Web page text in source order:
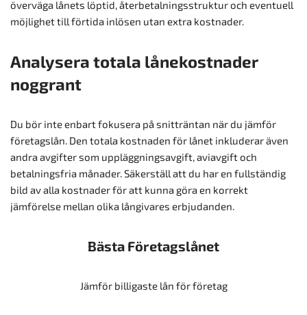
överväga lånets löptid, återbetalningsstruktur och eventuell
möjlighet till förtida inlösen utan extra kostnader.
Analysera totala lånekostnader
noggrant
Du bör inte enbart fokusera på snitträntan när du jämför
företagslån. Den totala kostnaden för lånet inkluderar även
andra avgifter som uppläggningsavgift, aviavgift och
betalningsfria månader. Säkerställ att du har en fullständig
bild av alla kostnader för att kunna göra en korrekt
jämförelse mellan olika långivares erbjudanden.
Bästa Företagslånet
Jämför billigaste lån för företag